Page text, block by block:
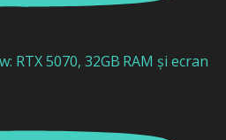
RTX 5070, 32GB RAM și ecran